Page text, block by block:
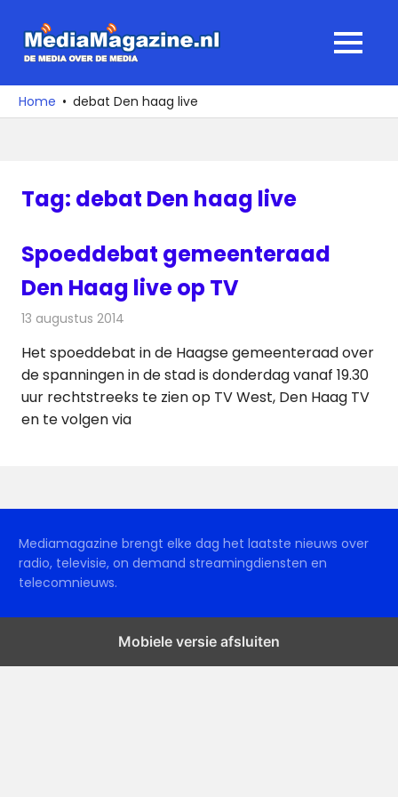
naar
media
over
MENU
Home debat Den haag live
Tag: debat Den haag live
Spoeddebat gemeenteraad
Den Haag live op TV
13 augustus 2014
Het spoeddebat in de Haagse gemeenteraad over
de spanningen in de stad is donderdag vanaf 19.30
uur rechtstreeks te zien op TV West, Den Haag TV
en te volgen via
Mediamagazine brengt elke dag het laatste nieuws over
radio, televisie, on demand streamingdiensten en
telecomnieuws.
Mobiele versie afsluiten